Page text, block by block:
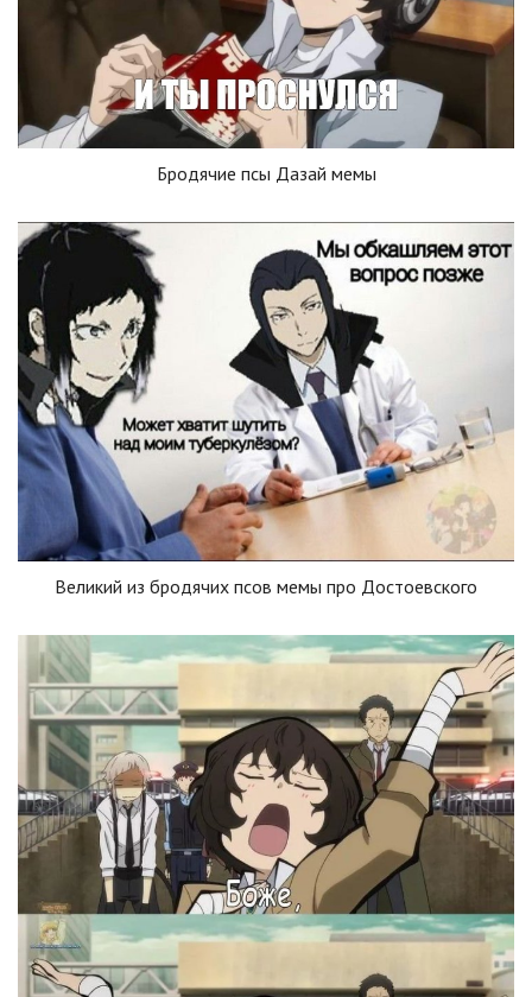
Бродячие псы Дазай мемы
Великий из бродячих псов мемы про Достоевского